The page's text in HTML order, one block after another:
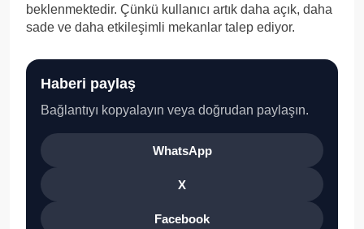
beklenmektedir. Çünkü kullanıcı artık daha açık, daha
sade ve daha etkileşimli mekanlar talep ediyor.
Haberi paylaş
Bağlantıyı kopyalayın veya doğrudan paylaşın.
WhatsApp
X
Facebook